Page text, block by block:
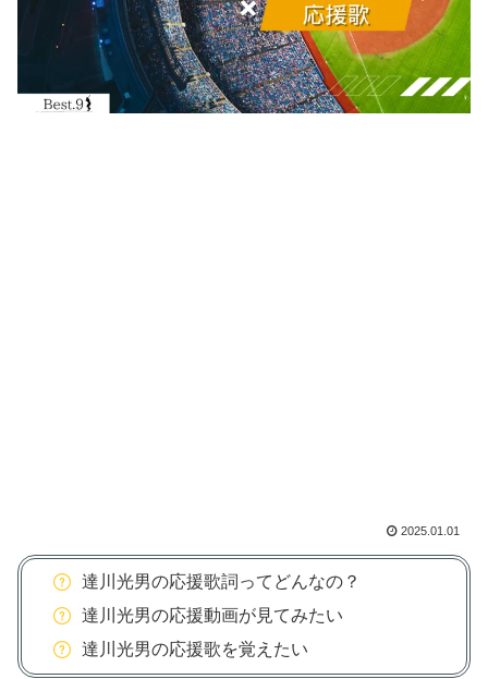
2025.01.01
達川光男の応援歌詞ってどんなの？
達川光男の応援動画が見てみたい
達川光男の応援歌を覚えたい